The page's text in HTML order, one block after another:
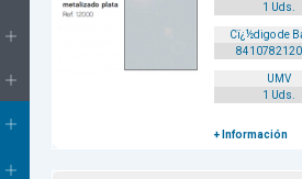
1 Uds.
Cï¿½digo de
UMV
1 Uds.
+ Información